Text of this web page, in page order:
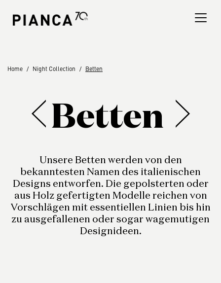
note:
anFinden Sie ein Geschäft
Home Night Collection Betten
Betten
Unsere Betten werden von den
bekanntesten Namen des italienischen
Designs entworfen. Die gepolsterten oder
aus Holz gefertigten Modelle reichen von
Vorschlägen mit essentiellen Linien bis hin
zu ausgefallenen oder sogar wagemutigen
Designideen.